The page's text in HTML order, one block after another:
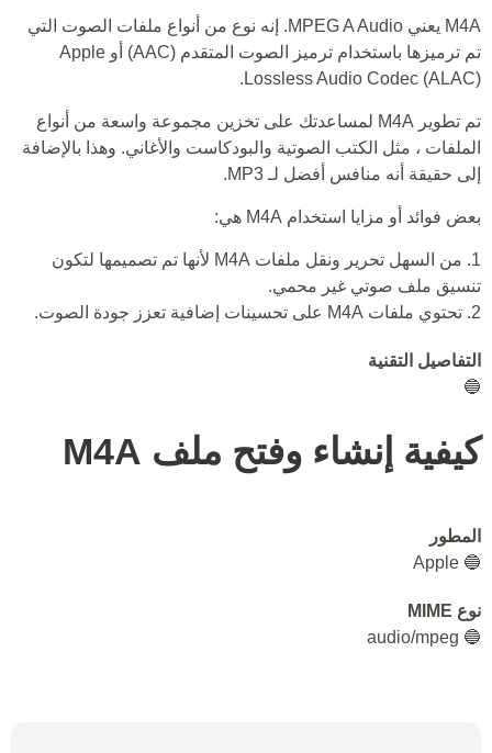
M4A يعني MPEG A Audio. إنه نوع من أنواع ملفات الصوت التي
تم ترميزها باستخدام ترميز الصوت المتقدم (AAC) أو Apple
Lossless Audio Codec (ALAC).
تم تطوير M4A لمساعدتك على تخزين مجموعة واسعة من أنواع
الملفات ، مثل الكتب الصوتية والبودكاست والأغاني. وهذا بالإضافة
إلى حقيقة أنه منافس أفضل لـ MP3.
بعض فوائد أو مزايا استخدام M4A هي:
1. من السهل تحرير ونقل ملفات M4A لأنها تم تصميمها لتكون
تنسيق ملف صوتي غير محمي.
2. تحتوي ملفات M4A على تحسينات إضافية تعزز جودة الصوت.
التفاصيل التقنية
🔵
كيفية إنشاء وفتح ملف M4A
المطور
🔵 Apple
نوع MIME
🔵 audio/mpeg